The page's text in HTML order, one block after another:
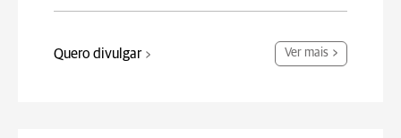
Quero divulgar Ver mais